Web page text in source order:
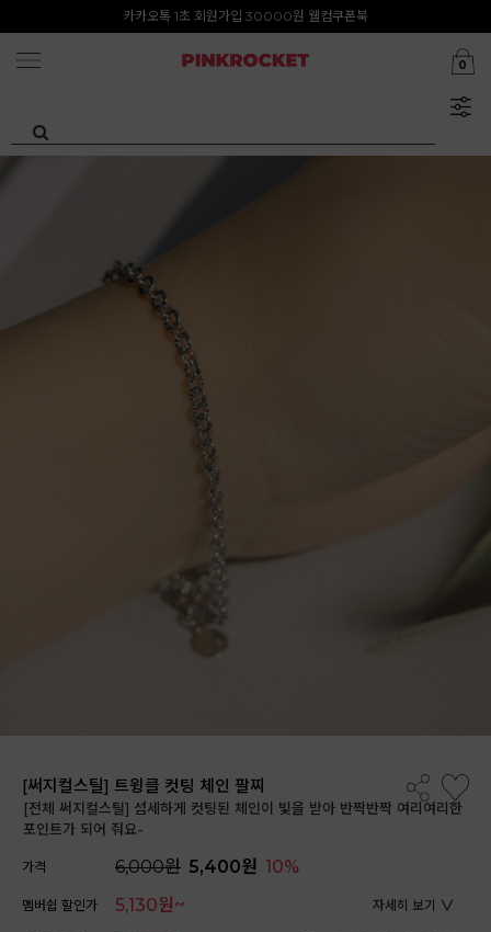
첫구매 특가존 50%
0
[써지컬스틸] 트윙클 컷팅 체인 팔찌
[전체 써지컬스틸] 섬세하게 컷팅된 체인이 빛을 받아 반짝반짝 여리여리한
포인트가 되어 줘요-
가격 6,000원 5,400원 10%
멤버쉽 할인가 5,130원~ 자세히 보기